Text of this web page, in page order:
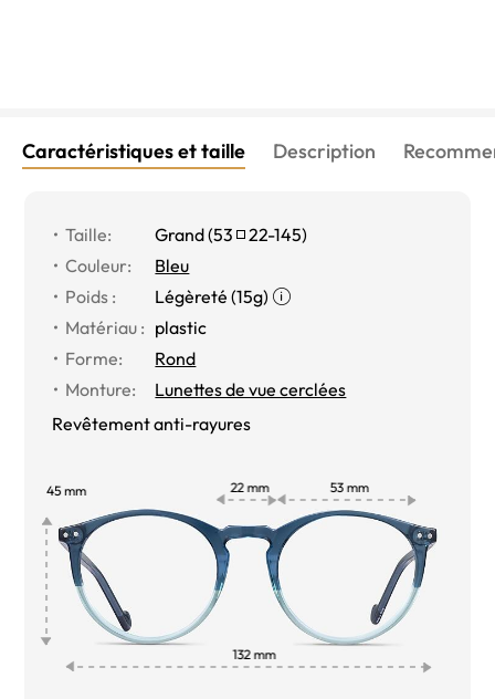
Caractéristiques et taille Description
Taille: Grand (53 22-145)
Couleur:
Bleu
Poids :
Légèreté (15g)
Matériau : plastic
Forme:
Rond
Monture:
Lunettes de vue cerclées
Revêtement anti-rayures